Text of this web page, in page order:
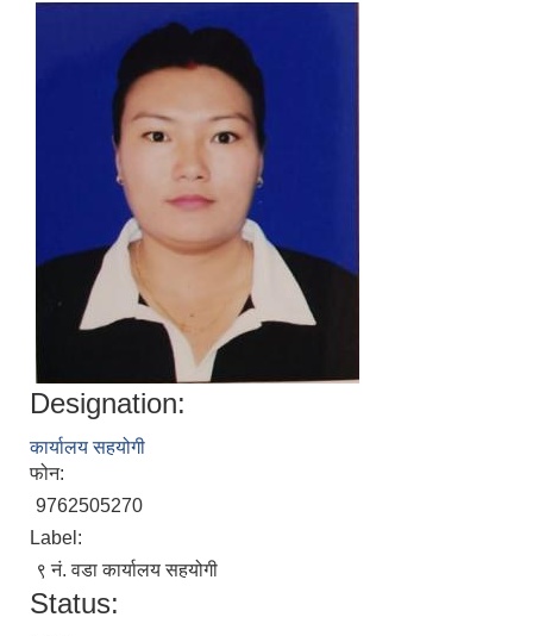
Designation:
कार्यालय सहयोगी
फोन:
9762505270
Label:
९ नं. वडा कार्यालय सहयोगी
Status: